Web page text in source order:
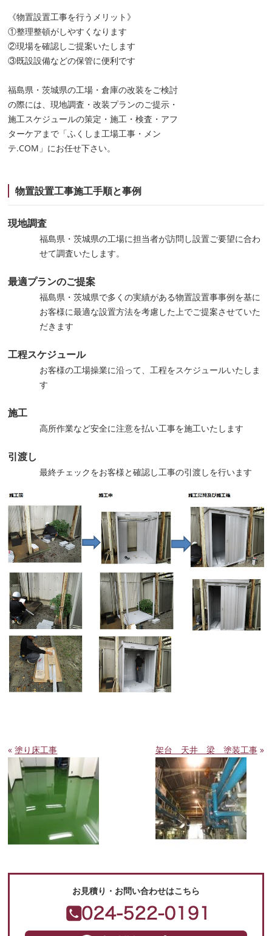
《物置設置工事を行うメリット》
①整理整頓がしやすくなります
②現場を確認しご提案いたします
③既設設備などの保管に便利です
福島県・茨城県の工場・倉庫の改装をご検討
の際には、現地調査・改装プランのご提示・
施工スケジュールの策定・施工・検査・アフ
ターケアまで「ふくしま工場工事・メン
テ.COM」にお任せ下さい。
物置設置工事施工手順と事例
現地調査
福島県・茨城県の工場に担当者が訪問し設置ご要望に合わ
せて調査いたします。
最適プランのご提案
福島県・茨城県で多くの実績がある物置設置事事例を基に
お客様に最適な設置方法を考慮した上でご提案させていた
だきます
工程スケジュール
お客様の工場操業に沿って、工程をスケジュールいたしま
す
施工
高所作業など安全に注意を払い工事を施工いたします
引渡し
最終チェックをお客様と確認し工事の引渡しを行います
«塗り床工事 架台 天井 梁 塗装工事»
お見積り・お問い合わせはこちら